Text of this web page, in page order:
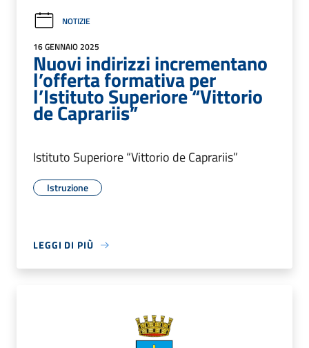
NOTIZIE
16 GENNAIO 2025
Nuovi indirizzi incrementano
l’offerta formativa per
l’Istituto Superiore “Vittorio
de Caprariis”
Istituto Superiore “Vittorio de Caprariis”
Istruzione
LEGGI DI PIÙ